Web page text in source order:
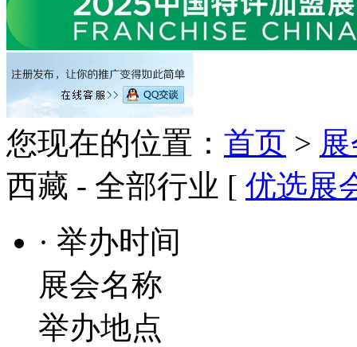
您现在的位置： 首页 >
西藏 - 全部行业 [ 优选展
· 举办时间
展会名称
举办地点